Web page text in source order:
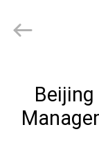
สินค้า
Beijing